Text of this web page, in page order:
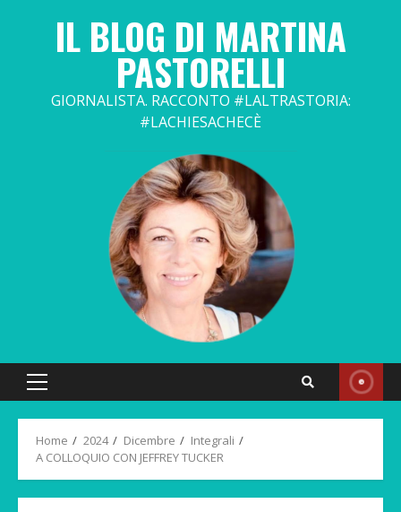
IL BLOG DI MARTINA
PASTORELLI
GIORNALISTA. RACCONTO #LALTRASTORIA:
#LACHIESACHECÈ
Primary
Home 2024 Dicembre
Integrali
A COLLOQUIO CON JEFFREY TUCKER